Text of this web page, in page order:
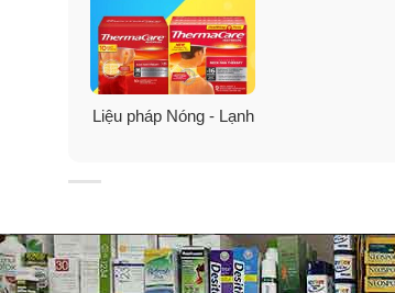
Ưu điểm miếng dán
✓ Các heat-cell được cấp bằng sáng
Liệu pháp Nóng - Lạnh